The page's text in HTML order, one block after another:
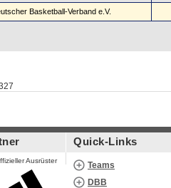
Basketball-Verband e.V.
Ausrüster
Quick-Links
Teams
DBB